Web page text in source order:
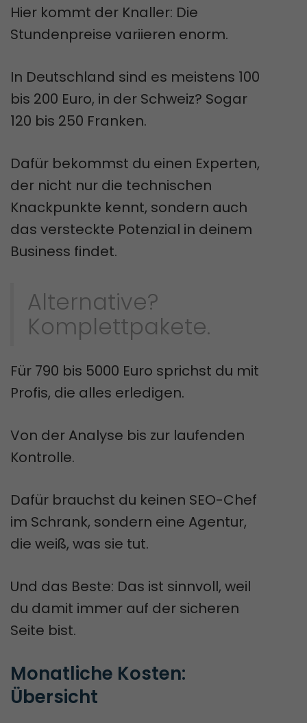
Hier kommt der Knaller: Die
Stundenpreise variieren enorm.
In Deutschland sind es meistens 100
bis 200 Euro, in der Schweiz? Sogar
120 bis 250 Franken.
Dafür bekommst du einen Experten,
der nicht nur die technischen
Knackpunkte kennt, sondern auch
das versteckte Potenzial in deinem
Business findet.
Alternative?
Komplettpakete.
Für 790 bis 5000 Euro sprichst du mit
Profis, die alles erledigen.
Von der Analyse bis zur laufenden
Kontrolle.
Dafür brauchst du keinen SEO-Chef
im Schrank, sondern eine Agentur,
die weiß, was sie tut.
Und das Beste: Das ist sinnvoll, weil
du damit immer auf der sicheren
Seite bist.
Monatliche Kosten:
Übersicht